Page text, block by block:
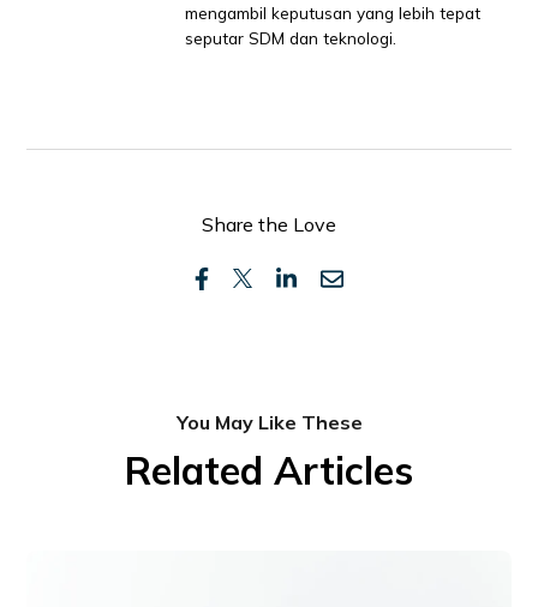
mengambil keputusan yang lebih tepat
seputar SDM dan teknologi.
Share the Love
You May Like These
Related Articles